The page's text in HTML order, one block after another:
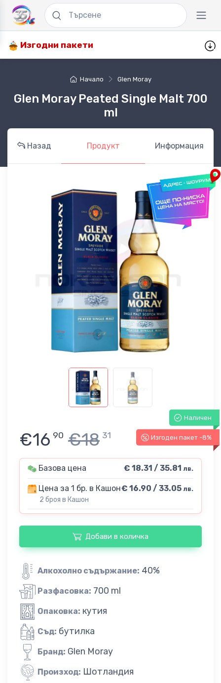
Изгодни пакети
Начало Glen Moray
Glen Moray Peated Single Malt 700
ml
Назад Продукт Информация
Наличен
Изгоден пакет -8%
€16 90 €18 31
Базова цена € 18.31 / 35.81 лв.
Цена за 1 бр. в Кашон
2 броя в Кашон
€ 16.90 / 33.05 лв.
Добави в количка
Алкохолно съдържание: 40%
Разфасовка: 700 ml
Опаковка: кутия
Съд: бутилка
Бранд: Glen Moray
Произход: Шотландия